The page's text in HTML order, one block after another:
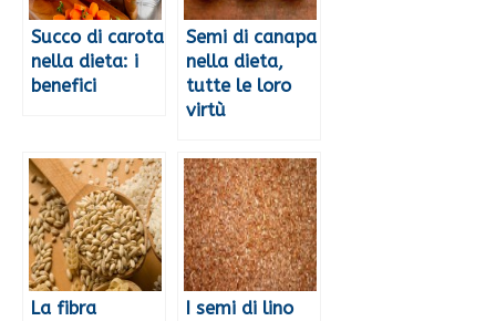
Succo di carota
nella dieta: i
benefici
Semi di canapa
nella dieta,
tutte le loro
virtù
La fibra
I semi di lino